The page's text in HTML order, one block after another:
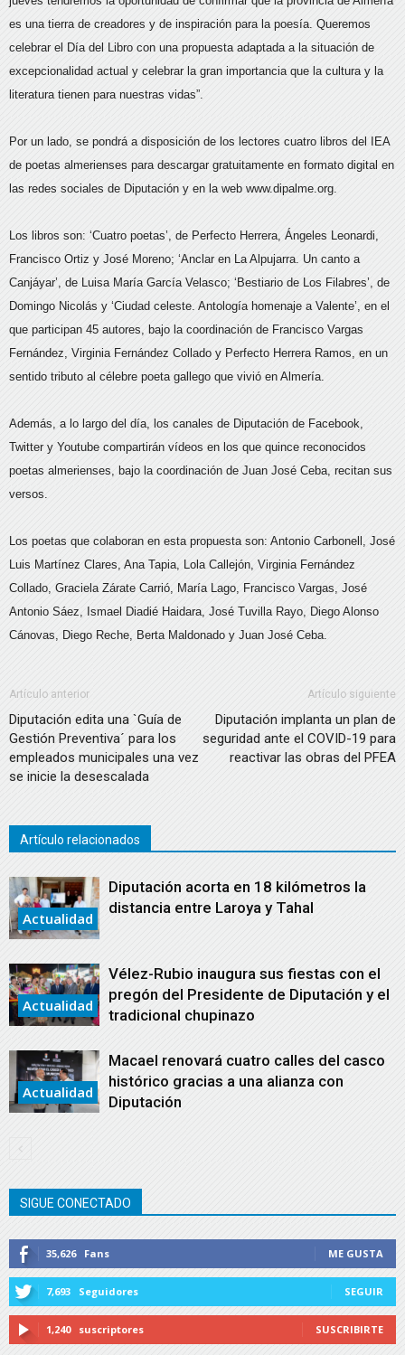
es una tierra de creadores y de inspiración para la poesía. Queremos
celebrar el Día del Libro con una propuesta adaptada a la situación de
excepcionalidad actual y celebrar la gran importancia que la cultura y la
literatura tienen para nuestras vidas”.
Por un lado, se pondrá a disposición de los lectores cuatro libros del IEA
de poetas almerienses para descargar gratuitamente en formato digital en
las redes sociales de Diputación y en la web www.dipalme.org.
Los libros son: ‘Cuatro poetas’, de Perfecto Herrera, Ángeles Leonardi,
Francisco Ortiz y José Moreno; ‘Anclar en La Alpujarra. Un canto a
Canjáyar’, de Luisa María García Velasco; ‘Bestiario de Los Filabres’, de
Domingo Nicolás y ‘Ciudad celeste. Antología homenaje a Valente’, en el
que participan 45 autores, bajo la coordinación de Francisco Vargas
Fernández, Virginia Fernández Collado y Perfecto Herrera Ramos, en un
sentido tributo al célebre poeta gallego que vivió en Almería.
Además, a lo largo del día, los canales de Diputación de Facebook,
Twitter y Youtube compartirán vídeos en los que quince reconocidos
poetas almerienses, bajo la coordinación de Juan José Ceba, recitan sus
versos.
Los poetas que colaboran en esta propuesta son: Antonio Carbonell, José
Luis Martínez Clares, Ana Tapia, Lola Callejón, Virginia Fernández
Collado, Graciela Zárate Carrió, María Lago, Francisco Vargas, José
Antonio Sáez, Ismael Diadié Haidara, José Tuvilla Rayo, Diego Alonso
Cánovas, Diego Reche, Berta Maldonado y Juan José Ceba.
Artículo anterior
Diputación edita una `Guía de
Gestión Preventiva´ para los
empleados municipales una vez
se inicie la desescalada
Artículo siguiente
Diputación implanta un plan de
seguridad ante el COVID-19 para
reactivar las obras del PFEA
Artículo relacionados
Actualidad
Diputación acorta en 18 kilómetros la
distancia entre Laroya y Tahal
Actualidad
Vélez-Rubio inaugura sus fiestas con el
pregón del Presidente de Diputación y el
tradicional chupinazo
Actualidad
Macael renovará cuatro calles del casco
histórico gracias a una alianza con
Diputación
SIGUE CONECTADO
35,626 Fans ME GUSTA
7,693 Seguidores SEGUIR
1,240 suscriptores SUSCRIBIRTE